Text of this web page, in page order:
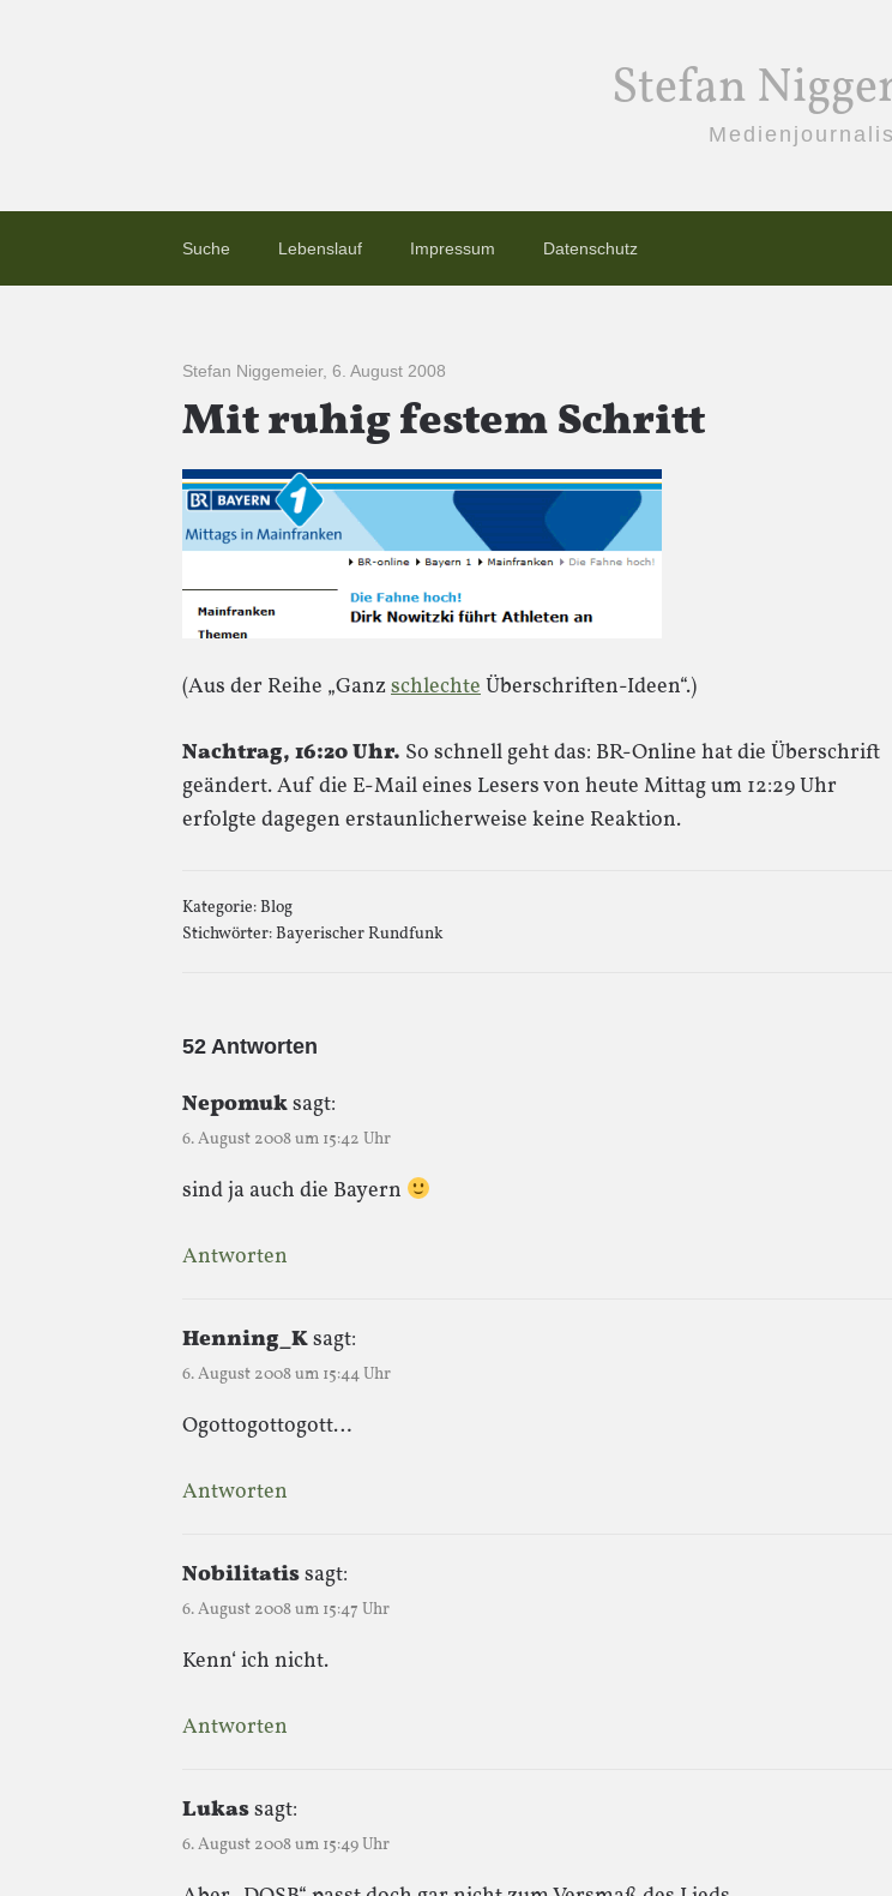
Stefan
Suche Lebenslauf Impressum Datenschutz
Stefan Niggemeier, 6. August 2008
Mit ruhig festem Schritt
(Aus der Reihe „GanzschlechteÜberschriften-Ideen“.)
Nachtrag, 16:20 Uhr. So schnell geht das: BR-Online hat die Überschrift
geändert. Auf die E-Mail eines Lesers von heute Mittag um 12:29 Uhr
erfolgte dagegen erstaunlicherweise keine Reaktion.
Kategorie:Blog
Stichwörter:Bayerischer Rundfunk
52 Antworten
Nepomuksagt:
6. August 2008 um 15:42 Uhr
sind ja auch die Bayern
Antworten
Henning_Ksagt:
6. August 2008 um 15:44 Uhr
Ogottogottogott…
Antworten
Nobilitatissagt:
6. August 2008 um 15:47 Uhr
Kenn‘ ich nicht.
Antworten
Lukassagt:
6. August 2008 um 15:49 Uhr